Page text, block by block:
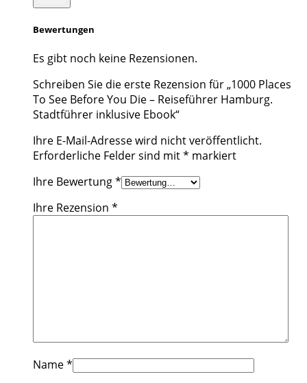
Bewertungen
Es gibt noch keine Rezensionen.
Schreiben Sie die erste Rezension für „1000 Places
To See Before You Die – Reiseführer Hamburg.
Stadtführer inklusive Ebook“
Ihre E-Mail-Adresse wird nicht veröffentlicht.
Erforderliche Felder sind mit* markiert
Ihre Bewertung*
Ihre Rezension *
Name*